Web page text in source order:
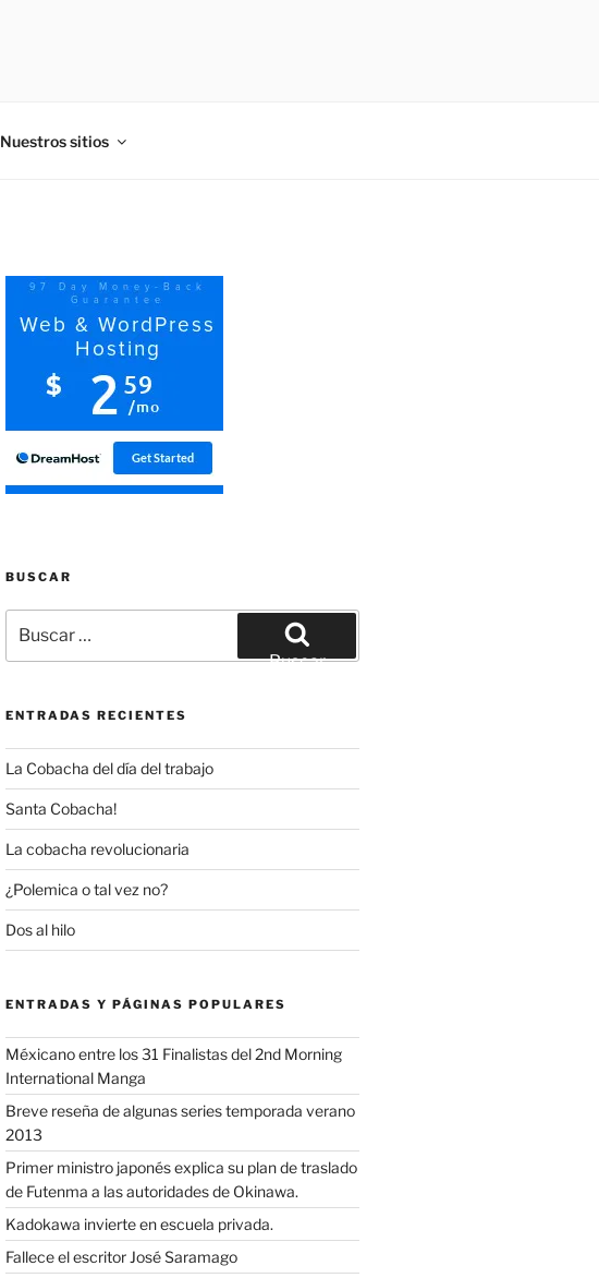
Nuestros sitios
BUSCAR
por:
Buscar
ENTRADAS RECIENTES
La Cobacha del día del trabajo
Santa Cobacha!
La cobacha revolucionaria
¿Polemica o tal vez no?
Dos al hilo
ENTRADAS Y PÁGINAS POPULARES
Méxicano entre los 31 Finalistas del 2nd Morning
International Manga
Breve reseña de algunas series temporada verano
2013
Primer ministro japonés explica su plan de traslado
de Futenma a las autoridades de Okinawa.
Kadokawa invierte en escuela privada.
Fallece el escritor José Saramago